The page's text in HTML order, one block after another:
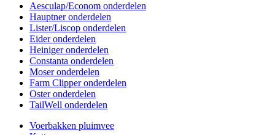
Aesculap/Econom onderdelen
Hauptner onderdelen
Lister/Liscop onderdelen
Eider onderdelen
Heiniger onderdelen
Constanta onderdelen
Moser onderdelen
Farm Clipper onderdelen
Oster onderdelen
TailWell onderdelen
Voerbakken pluimvee